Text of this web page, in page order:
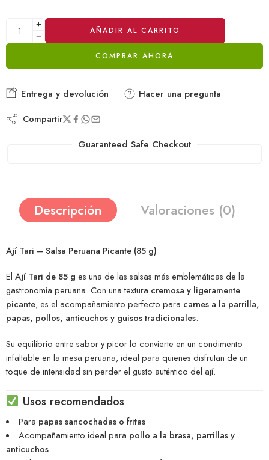
AÑADIR AL CARRITO
COMPRAR AHORA
Alternative:
Entrega y devolución Hacer una pregunta
Compartir
Guaranteed Safe Checkout
Descripción Valoraciones (0)
Ají Tari – Salsa Peruana Picante (85 g)
El Ají Tari de 85 g es una de las salsas más emblemáticas de la
gastronomía peruana. Con una textura cremosa y ligeramente
picante, es el acompañamiento perfecto para carnes a la parrilla,
papas, pollos, anticuchos y guisos tradicionales.
Su equilibrio entre sabor y picor lo convierte en un condimento
infaltable en la mesa peruana, ideal para quienes disfrutan de un
toque de intensidad sin perder el gusto auténtico del ají.
Usos recomendados
Para papas sancochadas o fritas
Acompañamiento ideal para pollo a la brasa, parrillas y
anticuchos